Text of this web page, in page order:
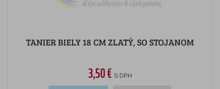
TANIER BIELY 18 CM ZLATÝ, SO STOJANOM
3,50 € S DPH